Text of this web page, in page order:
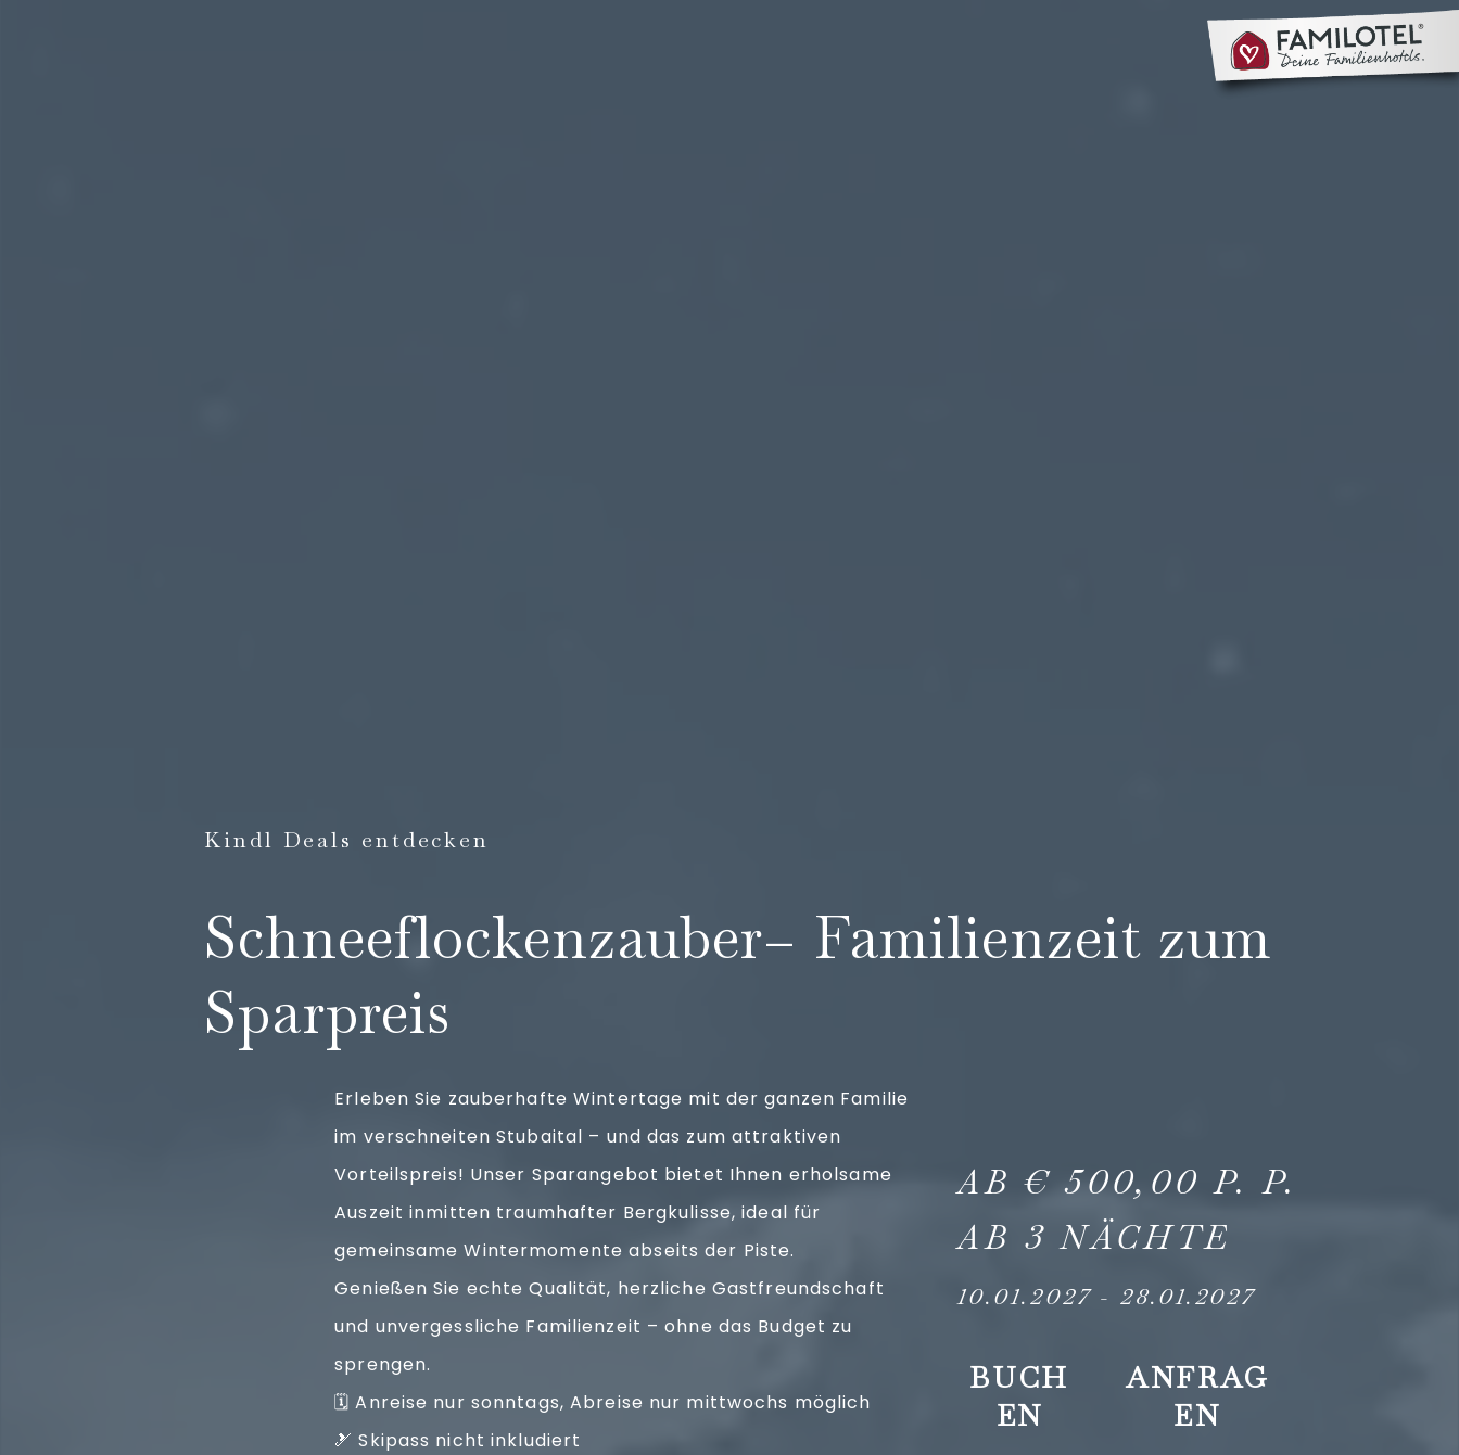
Kindl Deals entdecken
Schneeflockenzauber– Familienzeit zum
Sparpreis
Erleben Sie zauberhafte Wintertage mit der ganzen Familie
im verschneiten Stubaital – und das zum attraktiven
Vorteilspreis! Unser Sparangebot bietet Ihnen erholsame
Auszeit inmitten traumhafter Bergkulisse, ideal für
gemeinsame Wintermomente abseits der Piste.
Genießen Sie echte Qualität, herzliche Gastfreundschaft
und unvergessliche Familienzeit – ohne das Budget zu
sprengen.
🗓 Anreise nur sonntags, Abreise nur mittwochs möglich
🎿 Skipass nicht inkludiert
AB€ 500,00 P. P.
AB 3 NÄCHTE
10.01.2027-28.01.2027
BUCH
EN
ANFRAG
EN